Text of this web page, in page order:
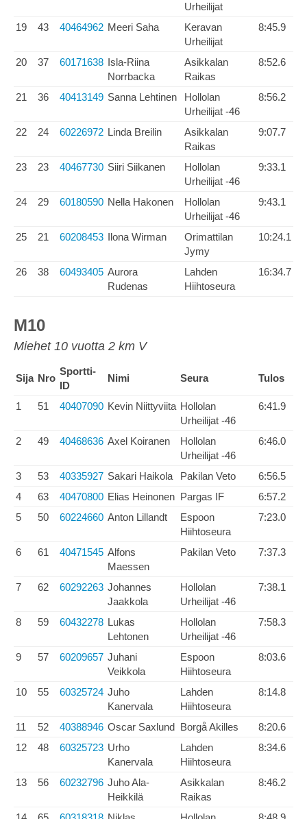
Urheilijat
19 43 40464962 Meeri Saha
Keravan
Urheilijat
8:45.9
20 37 60171638 Isla-Riina
Norrbacka
Asikkalan
Raikas
8:52.6
21 36 40413149 Sanna Lehtinen
Hollolan
Urheilijat -46
8:56.2
22 24 60226972 Linda Breilin
Asikkalan
Raikas
9:07.7
23 23 40467730 Siiri Siikanen
Hollolan
Urheilijat -46
9:33.1
24 29 60180590 Nella Hakonen
Hollolan
Urheilijat -46
9:43.1
25 21 60208453 Ilona Wirman
Orimattilan
Jymy
10:24.1
26 38 60493405 Aurora
Rudenas
Lahden
Hiihtoseura
16:34.7
M10
Miehet 10 vuotta 2 km V
Sija Nro
Sportti-
ID
Nimi Seura Tulos
1 51 40407090 Kevin Niittyviita Hollolan
Urheilijat -46
6:41.9
2 49 40468636 Axel Koiranen
Hollolan
Urheilijat -46
6:46.0
3 53 40335927 Sakari Haikola Pakilan Veto
6:56.5
4
63 40470800 Elias Heinonen Pargas IF
6:57.2
5
50 60224660 Anton Lillandt
Espoon
Hiihtoseura
7:23.0
6 61 40471545 Alfons
Maessen
Pakilan Veto 7:37.3
7 62 60292263 Johannes
Jaakkola
Hollolan
Urheilijat -46
7:38.1
8 59 60432278 Lukas
Lehtonen
Hollolan
Urheilijat -46
7:58.3
9 57 60209657 Juhani
Veikkola
Espoon
Hiihtoseura
8:03.6
10 55 60325724 Juho
Kanervala
Lahden
Hiihtoseura
8:14.8
11 52 40388946 Oscar Saxlund Borgå Akilles
8:20.6
12
48 60325723 Urho
Kanervala
Lahden
Hiihtoseura
8:34.6
13 56 60232796 Juho Ala-
Heikkilä
Asikkalan
Raikas
8:46.2